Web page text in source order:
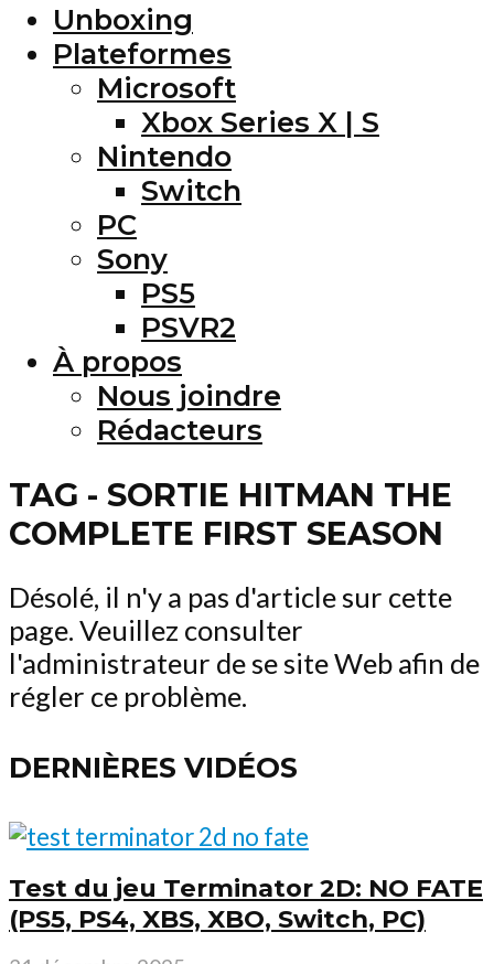
Unboxing
Plateformes
Microsoft
Xbox Series X | S
Nintendo
Switch
PC
Sony
PS5
PSVR2
À propos
Nous joindre
Rédacteurs
TAG - SORTIE HITMAN THE
COMPLETE FIRST SEASON
Désolé, il n'y a pas d'article sur cette
page. Veuillez consulter
l'administrateur de se site Web afin de
régler ce problème.
DERNIÈRES VIDÉOS
Test du jeu Terminator 2D: NO FATE
(PS5, PS4, XBS, XBO, Switch, PC)